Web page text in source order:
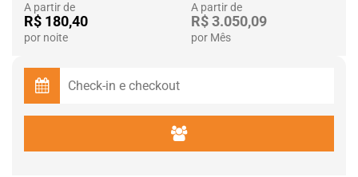
A partir de
R$ 180,40
por noite
A partir de
R$ 3.050,09
por Mês